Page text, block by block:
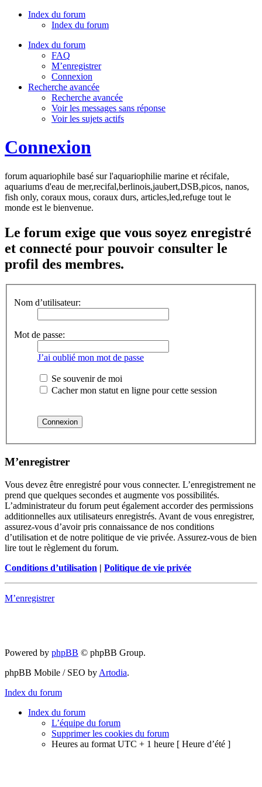
Index du forum
Index du forum
Index du forum
FAQ
M’enregistrer
Connexion
Recherche avancée
Recherche avancée
Voir les messages sans réponse
Voir les sujets actifs
Connexion
forum aquariophile basé sur l'aquariophilie marine et récifale,
aquariums d'eau de mer,recifal,berlinois,jaubert,DSB,picos, nanos,
fish only, coraux mous, coraux durs, articles,led,refuge tout le
monde est le bienvenue.
Le forum exige que vous soyez enregistré
et connecté pour pouvoir consulter le
profil des membres.
Nom d’utilisateur:
Mot de passe:
J’ai oublié mon mot de passe
Se souvenir de moi
Cacher mon statut en ligne pour cette session
M’enregistrer
Vous devez être enregistré pour vous connecter. L’enregistrement ne
prend que quelques secondes et augmente vos possibilités.
L’administrateur du forum peut également accorder des permissions
additionnelles aux utilisateurs enregistrés. Avant de vous enregistrer,
assurez-vous d’avoir pris connaissance de nos conditions
d’utilisation et de notre politique de vie privée. Assurez-vous de bien
lire tout le règlement du forum.
Conditions d’utilisation | Politique de vie privée
M’enregistrer
Powered by phpBB © phpBB Group.
phpBB Mobile / SEO by Artodia.
Index du forum
Index du forum
L’équipe du forum
Supprimer les cookies du forum
Heures au format UTC + 1 heure [ Heure d’été ]